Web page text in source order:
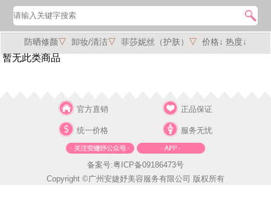
防晒修颜▽ 卸妆/清洁▽ 菲莎妮丝（护肤） ▽ 价格↓ 热度↓
暂无此类商品
官方直销
统一价格
正品保证
服务无忧
备案号:粤ICP备09186473号
Copyright ©广州安婕妤美容服务有限公司 版权所有